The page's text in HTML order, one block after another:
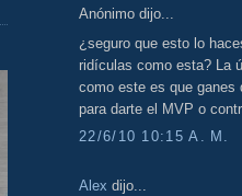
Anónimo dijo...
¿seguro que esto lo
ridículas como esta? La
como este es que ganes
para darte el MVP o
22/6/10 10:15 A. M.
Alex dijo...